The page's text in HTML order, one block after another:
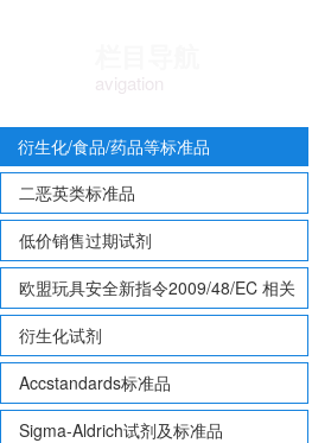
avigation
衍生化/食品/药品等标准品
二恶英类标准品
低价销售过期试剂
欧盟玩具安全新指令2009/48/EC 相关
致敏性香味剂标准品
衍生化试剂
Accstandards标准品
Sigma-Aldrich试剂及标准品